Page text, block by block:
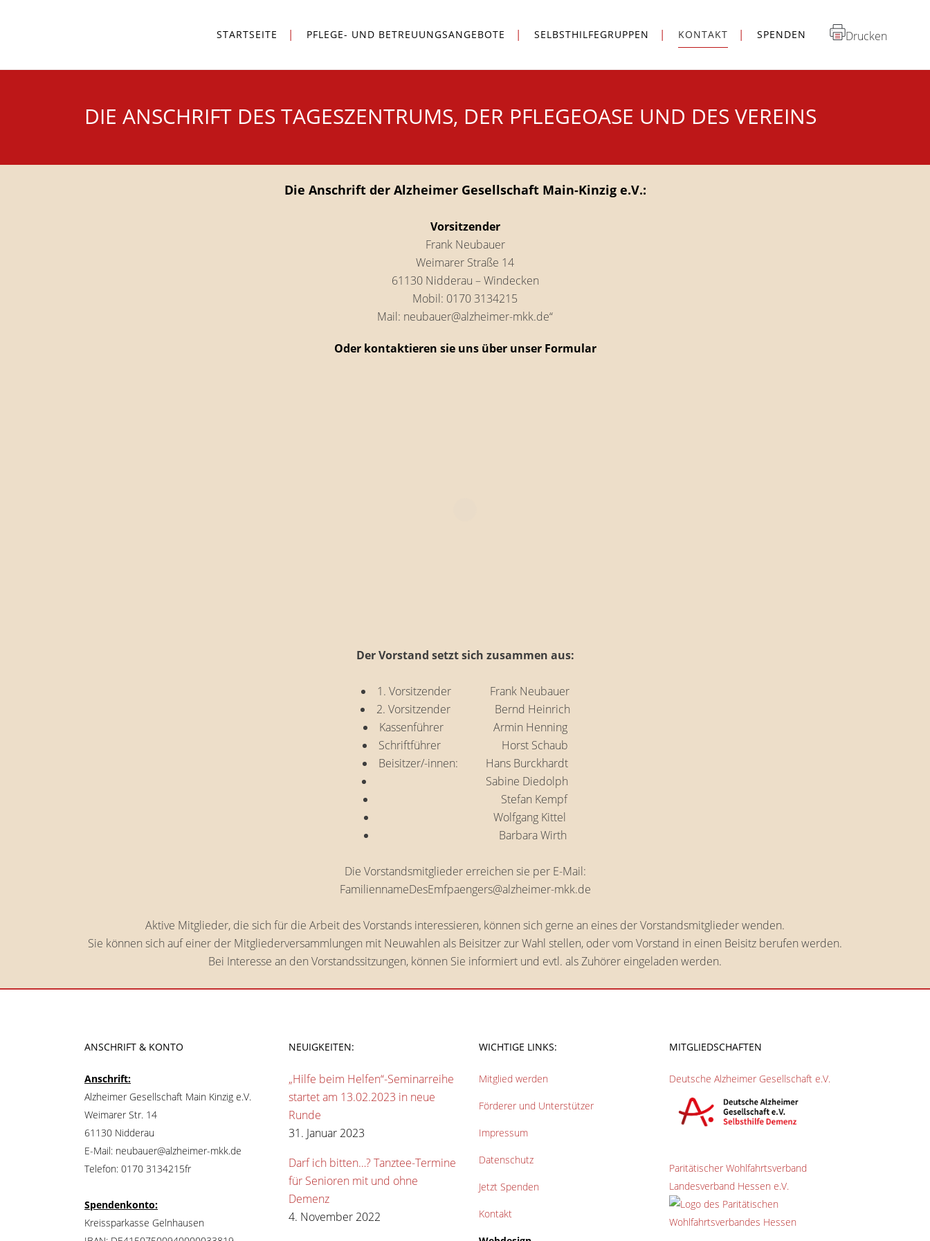
Drucken
STARTSEITE PFLEGE- UND BETREUUNGSANGEBOTE SELBSTHILFEGRUPPEN KONTAKT SPENDEN
DIE ANSCHRIFT DES TAGESZENTRUMS, DER PFLEGEOASE UND DES VEREINS
Die Anschrift der Alzheimer Gesellschaft Main-Kinzig e.V.:
Vorsitzender
Frank Neubauer
Weimarer Straße 14
61130 Nidderau – Windecken
Mobil: 0170 3134215
Mail: neubauer@alzheimer-mkk.de“
Oder kontaktieren sie uns über unser Formular
Der Vorstand setzt sich zusammen aus:
1. Vorsitzender Frank Neubauer
2. Vorsitzender Bernd Heinrich
Kassenführer Armin Henning
Schriftführer Horst Schaub
Beisitzer/-innen: Hans Burckhardt
Sabine Diedolph
Stefan Kempf
Wolfgang Kittel
Barbara Wirth
Die Vorstandsmitglieder erreichen sie per E-Mail:
FamiliennameDesEmfpaengers@alzheimer-mkk.de
Aktive Mitglieder, die sich für die Arbeit des Vorstands interessieren, können sich gerne an eines der Vorstandsmitglieder wenden.
Sie können sich auf einer der Mitgliederversammlungen mit Neuwahlen als Beisitzer zur Wahl stellen, oder vom Vorstand in einen Beisitz berufen werden.
Bei Interesse an den Vorstandssitzungen, können Sie informiert und evtl. als Zuhörer eingeladen werden.
ANSCHRIFT & KONTO
Anschrift:
Alzheimer Gesellschaft Main Kinzig e.V.
Weimarer Str. 14
61130 Nidderau
E-Mail: neubauer@alzheimer-mkk.de
Telefon: 0170 3134215fr
Spendenkonto:
Kreissparkasse Gelnhausen
NEUIGKEITEN:
„Hilfe beim Helfen“-Seminarreihe
startet am 13.02.2023 in neue
Runde
31. Januar 2023
Darf ich bitten…? Tanztee-Termine
für Senioren mit und ohne
Demenz
4. November 2022
WICHTIGE LINKS:
Mitglied werden
Förderer und Unterstützer
Impressum
Datenschutz
Jetzt Spenden
Kontakt
MITGLIEDSCHAFTEN
Deutsche Alzheimer Gesellschaft e.V.
Paritätischer Wohlfahrtsverband
Landesverband Hessen e.V.